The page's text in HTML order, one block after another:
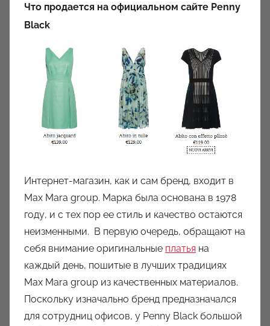
Что продается на официальном сайте Penny
Black
Интернет-магазин, как и сам бренд, входит в
Max Mara group. Марка была основана в 1978
году, и с тех пор ее стиль и качество остаются
неизменными. В первую очередь, обращают на
себя внимание оригинальные платья на
каждый день, пошитые в лучших традициях
Max Mara group из качественных материалов.
Поскольку изначально бренд предназначался
для сотрудниц офисов, у Penny Black большой